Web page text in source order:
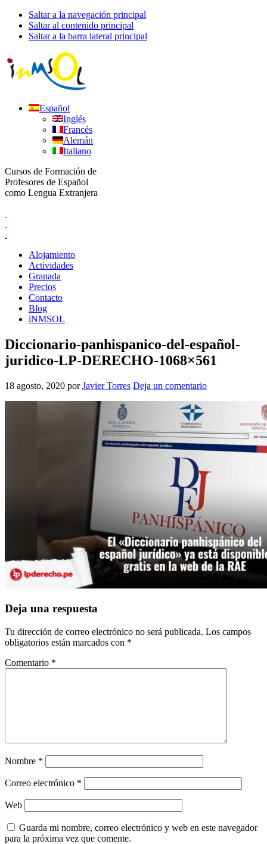
Saltar a la navegación principal
Saltar al contenido principal
Saltar a la barra lateral principal
Español
Inglés
Francés
Alemán
Italiano
Cursos de Formación de
Profesores de Español
como Lengua Extranjera
Alojamiento
Actividades
Granada
Precios
Contacto
Blog
iNMSOL
Diccionario-panhispanico-del-español-
juridico-LP-DERECHO-1068×561
18 agosto, 2020 porJavier Torres Deja un comentario
Interacciones
los
lectores
Deja una respuesta
Tu dirección de correo electrónico no será publicada. Los campos
obligatorios están marcados con *
Comentario *
Nombre *
Correo electrónico *
Web
Guarda mi nombre, correo electrónico y web en este navegador
para la próxima vez que comente.